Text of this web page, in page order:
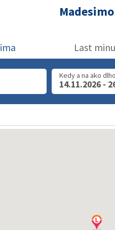
Madesimo
Last
Kedy a na ako
14.11.2026 -